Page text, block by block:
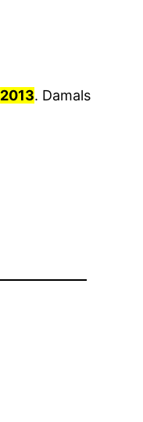
2013. Damals